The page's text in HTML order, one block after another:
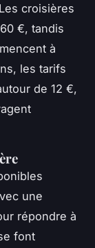
croisières
€, tandis
à
les tarifs
de 12 €,
une
répondre à
font